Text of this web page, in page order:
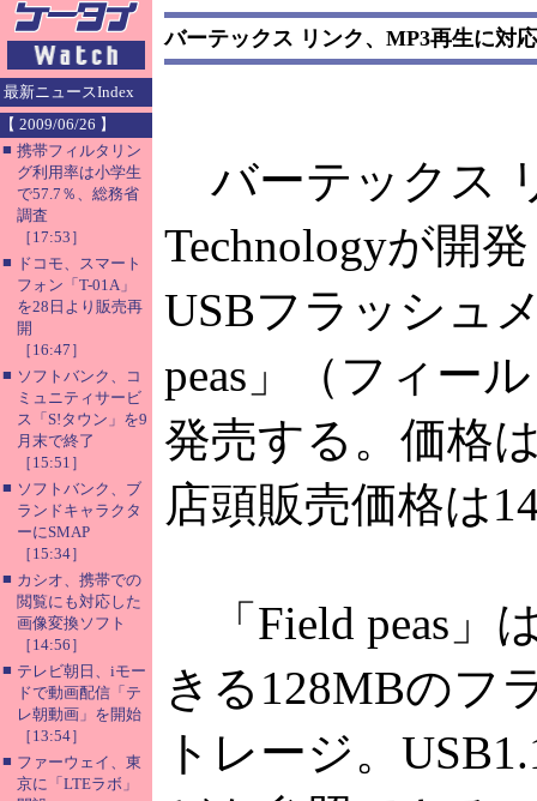
最新ニュースIndex
【 2009/06/26 】
■ 携帯フィルタリン
グ利用率は小学生
で57.7％、総務省
調査
［17:53］
■ ドコモ、スマート
フォン「T-01A」
を28日より販売再
開
［16:47］
■ ソフトバンク、コ
ミュニティサービ
ス「S!タウン」を9
月末で終了
［15:51］
■ ソフトバンク、ブ
ランドキャラクタ
ーにSMAP
［15:34］
■ カシオ、携帯での
閲覧にも対応した
画像変換ソフト
［14:56］
■ テレビ朝日、iモー
ドで動画配信「テ
レ朝動画」を開始
［13:54］
■ ファーウェイ、東
京に「LTEラボ」
バーテックス リンク、MP3再生に対
バーテックス
Technologyが開
USBフラッシュ
peas」（フィー
発売する。価格
店頭販売価格は
「Field peas」
きる128MBのフ
トレージ。